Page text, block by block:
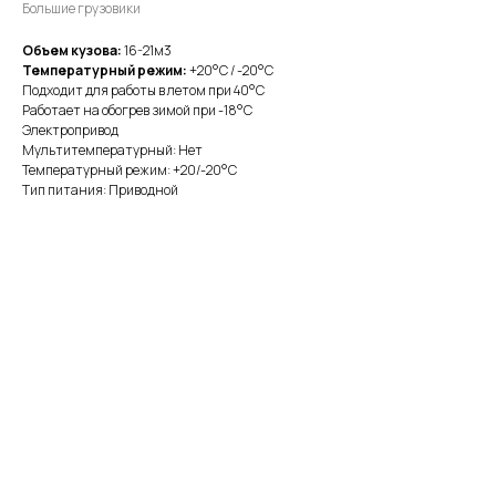
Большие грузовики
Объем кузова:16-21м3
Температурный режим:+20°С / -20°С
Подходит для работы в летом при 40°С
Работает на обогрев зимой при -18°С
Электропривод
Мультитемпературный: Нет
Температурный режим: +20/-20°С
Тип питания: Приводной